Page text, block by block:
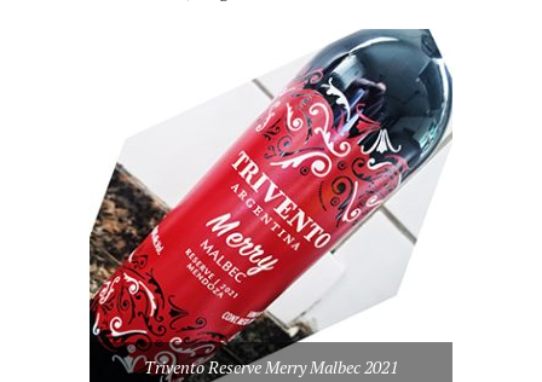
Trivento Reserve Merry Malbec 2021